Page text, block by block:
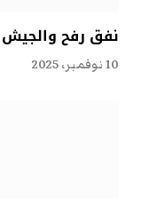
نفق رفح والجيش
10 نوفمبر، 2025